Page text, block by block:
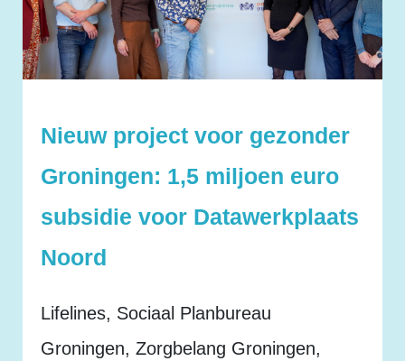
Nieuw project voor gezonder
Groningen: 1,5 miljoen euro
subsidie voor Datawerkplaats
Noord
Lifelines, Sociaal Planbureau
Groningen, Zorgbelang Groningen,